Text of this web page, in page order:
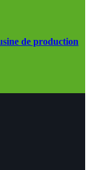
de production